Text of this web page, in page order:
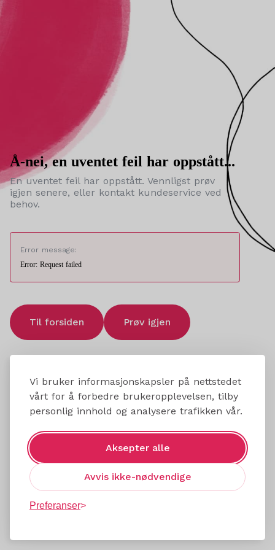
Vi bruker informasjonskapsler på nettstedet
vårt for å forbedre brukeropplevelsen, tilby
personlig innhold og analysere trafikken vår.
Aksepter alle
Avvis ikke-nødvendige
Preferanser
Å-nei, en uventet feil har oppstått...
En uventet feil har oppstått. Vennligst prøv
igjen senere, eller kontakt kundeservice ved
behov.
Error message:
Error: Request failed
Til forsiden Prøv igjen